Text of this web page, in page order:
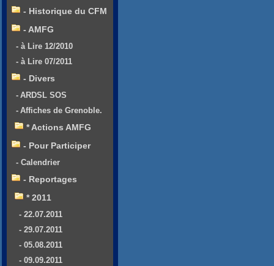
- Historique du CFM
- AMFG
- à Lire 12/2010
- à Lire 07/2011
- Divers
- ARDSL SOS
- Affiches de Grenoble.
* Actions AMFG
- Pour Participer
- Calendrier
- Reportages
* 2011
- 22.07.2011
- 29.07.2011
- 05.08.2011
- 09.09.2011